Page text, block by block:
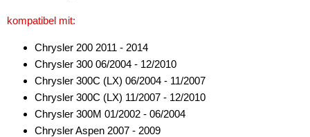
kompatibel mit:
Chrysler 200 2011 - 2014
Chrysler 300 06/2004 - 12/2010
Chrysler 300C (LX) 06/2004 - 11/2007
Chrysler 300C (LX) 11/2007 - 12/2010
Chrysler 300M 01/2002 - 06/2004
Chrysler Aspen 2007 - 2009